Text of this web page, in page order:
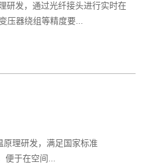
研发，通过光纤接头进行实时在
压器绕组等精度要...
理研发，满足国家标准
于在空间...